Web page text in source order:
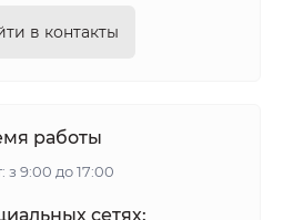
в контакты
работы
з 9:00 до 17:00
сетях: